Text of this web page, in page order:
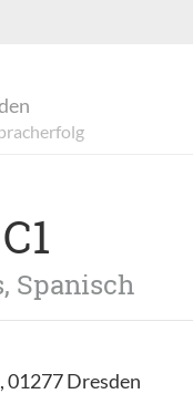
Spanisch
01277 Dresden